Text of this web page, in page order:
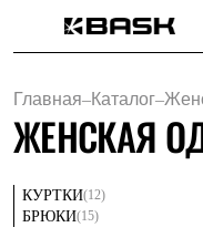
Мужская одежда
Утепленная пухом
Куртки
Жилеты
Комбинезоны
Утепленная синтетикой
Главная–Каталог–
ЖЕНСКАЯ
КУРТКИ(12)
БРЮКИ(15)